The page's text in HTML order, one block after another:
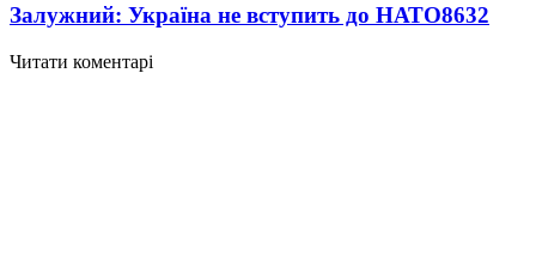
Залужний: Україна не вступить до НАТО8632
Читати коментарі